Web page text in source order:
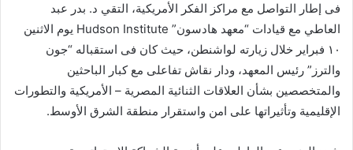
فى إطار التواصل مع مراكز الفكر الأمريكية، التقي د. بدر عبد
العاطي مع قيادات “معهد هادسون” Hudson Institute يوم الاثنين
١٠ فبراير خلال زيارته لواشنطن، حيث كان فى استقباله “جون
والترز” رئيس المعهد، ودار نقاش تفاعلى مع كبار الباحثين
والمتخصصين بشأن العلاقات الثنائية المصرية – الأمريكية والتطورات
الإقليمية وتأثيراتها على امن واستقرار منطقة الشرق الأوسط.